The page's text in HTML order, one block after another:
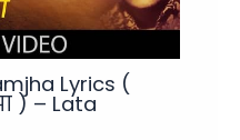
Lyrics (
) – Lata